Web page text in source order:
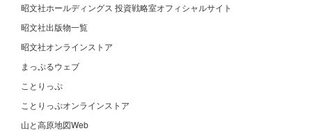
昭文社ホールディングス 投資戦略室オフィシャルサイト
昭文社出版物一覧
昭文社オンラインストア
まっぷるウェブ
ことりっぷ
ことりっぷオンラインストア
山と高原地図Web